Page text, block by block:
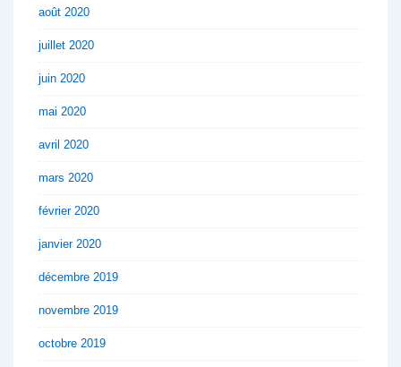
août 2020
juillet 2020
juin 2020
mai 2020
avril 2020
mars 2020
février 2020
janvier 2020
décembre 2019
novembre 2019
octobre 2019